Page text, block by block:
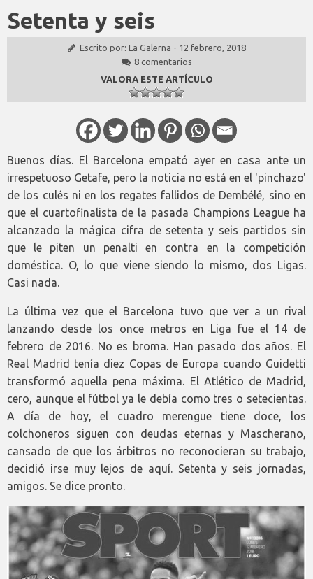
Setenta y seis
Escrito por: La Galerna - 12 febrero, 2018
8 comentarios
VALORA ESTE ARTÍCULO
Buenos días. El Barcelona empató ayer en casa ante un
irrespetuoso Getafe, pero la noticia no está en el 'pinchazo'
de los culés ni en los regates fallidos de Dembélé, sino en
que el cuartofinalista de la pasada Champions League ha
alcanzado la mágica cifra de setenta y seis partidos sin
que le piten un penalti en contra en la competición
doméstica. O, lo que viene siendo lo mismo, dos Ligas.
Casi nada.
La última vez que el Barcelona tuvo que ver a un rival
lanzando desde los once metros en Liga fue el 14 de
febrero de 2016. No es broma. Han pasado dos años. El
Real Madrid tenía diez Copas de Europa cuando Guidetti
transformó aquella pena máxima. El Atlético de Madrid,
cero, aunque el fútbol ya le debía como tres o setecientas.
A día de hoy, el cuadro merengue tiene doce, los
colchoneros siguen con deudas eternas y Mascherano,
cansado de que los árbitros no reconocieran su trabajo,
decidió irse muy lejos de aquí. Setenta y seis jornadas,
amigos. Se dice pronto.